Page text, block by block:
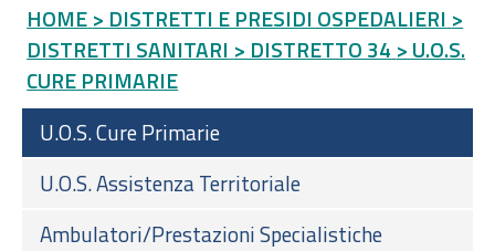
HOME > DISTRETTI E PRESIDI OSPEDALIERI >
DISTRETTI SANITARI > DISTRETTO 34 > U.O.S.
CURE PRIMARIE
U.O.S. Cure Primarie
U.O.S. Assistenza Territoriale
Ambulatori/Prestazioni Specialistiche